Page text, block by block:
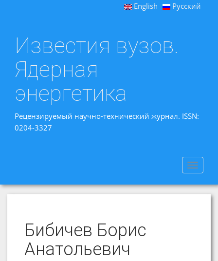
English Русский
Известия вузов.
Ядерная
энергетика
Рецензируемый научно-технический журнал. ISSN:
0204-3327
Toggle
Бибичев Борис
Анатольевич